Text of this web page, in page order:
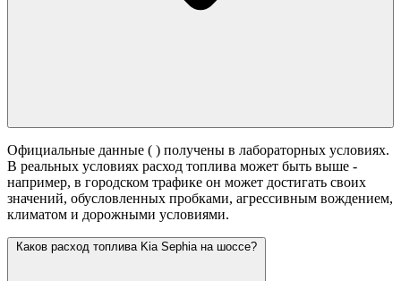
Официальные данные ( ) получены в лабораторных условиях.
В реальных условиях расход топлива может быть выше -
например, в городском трафике он может достигать своих
значений, обусловленных пробками, агрессивным вождением,
климатом и дорожными условиями.
Каков расход топлива Kia Sephia на шоссе?